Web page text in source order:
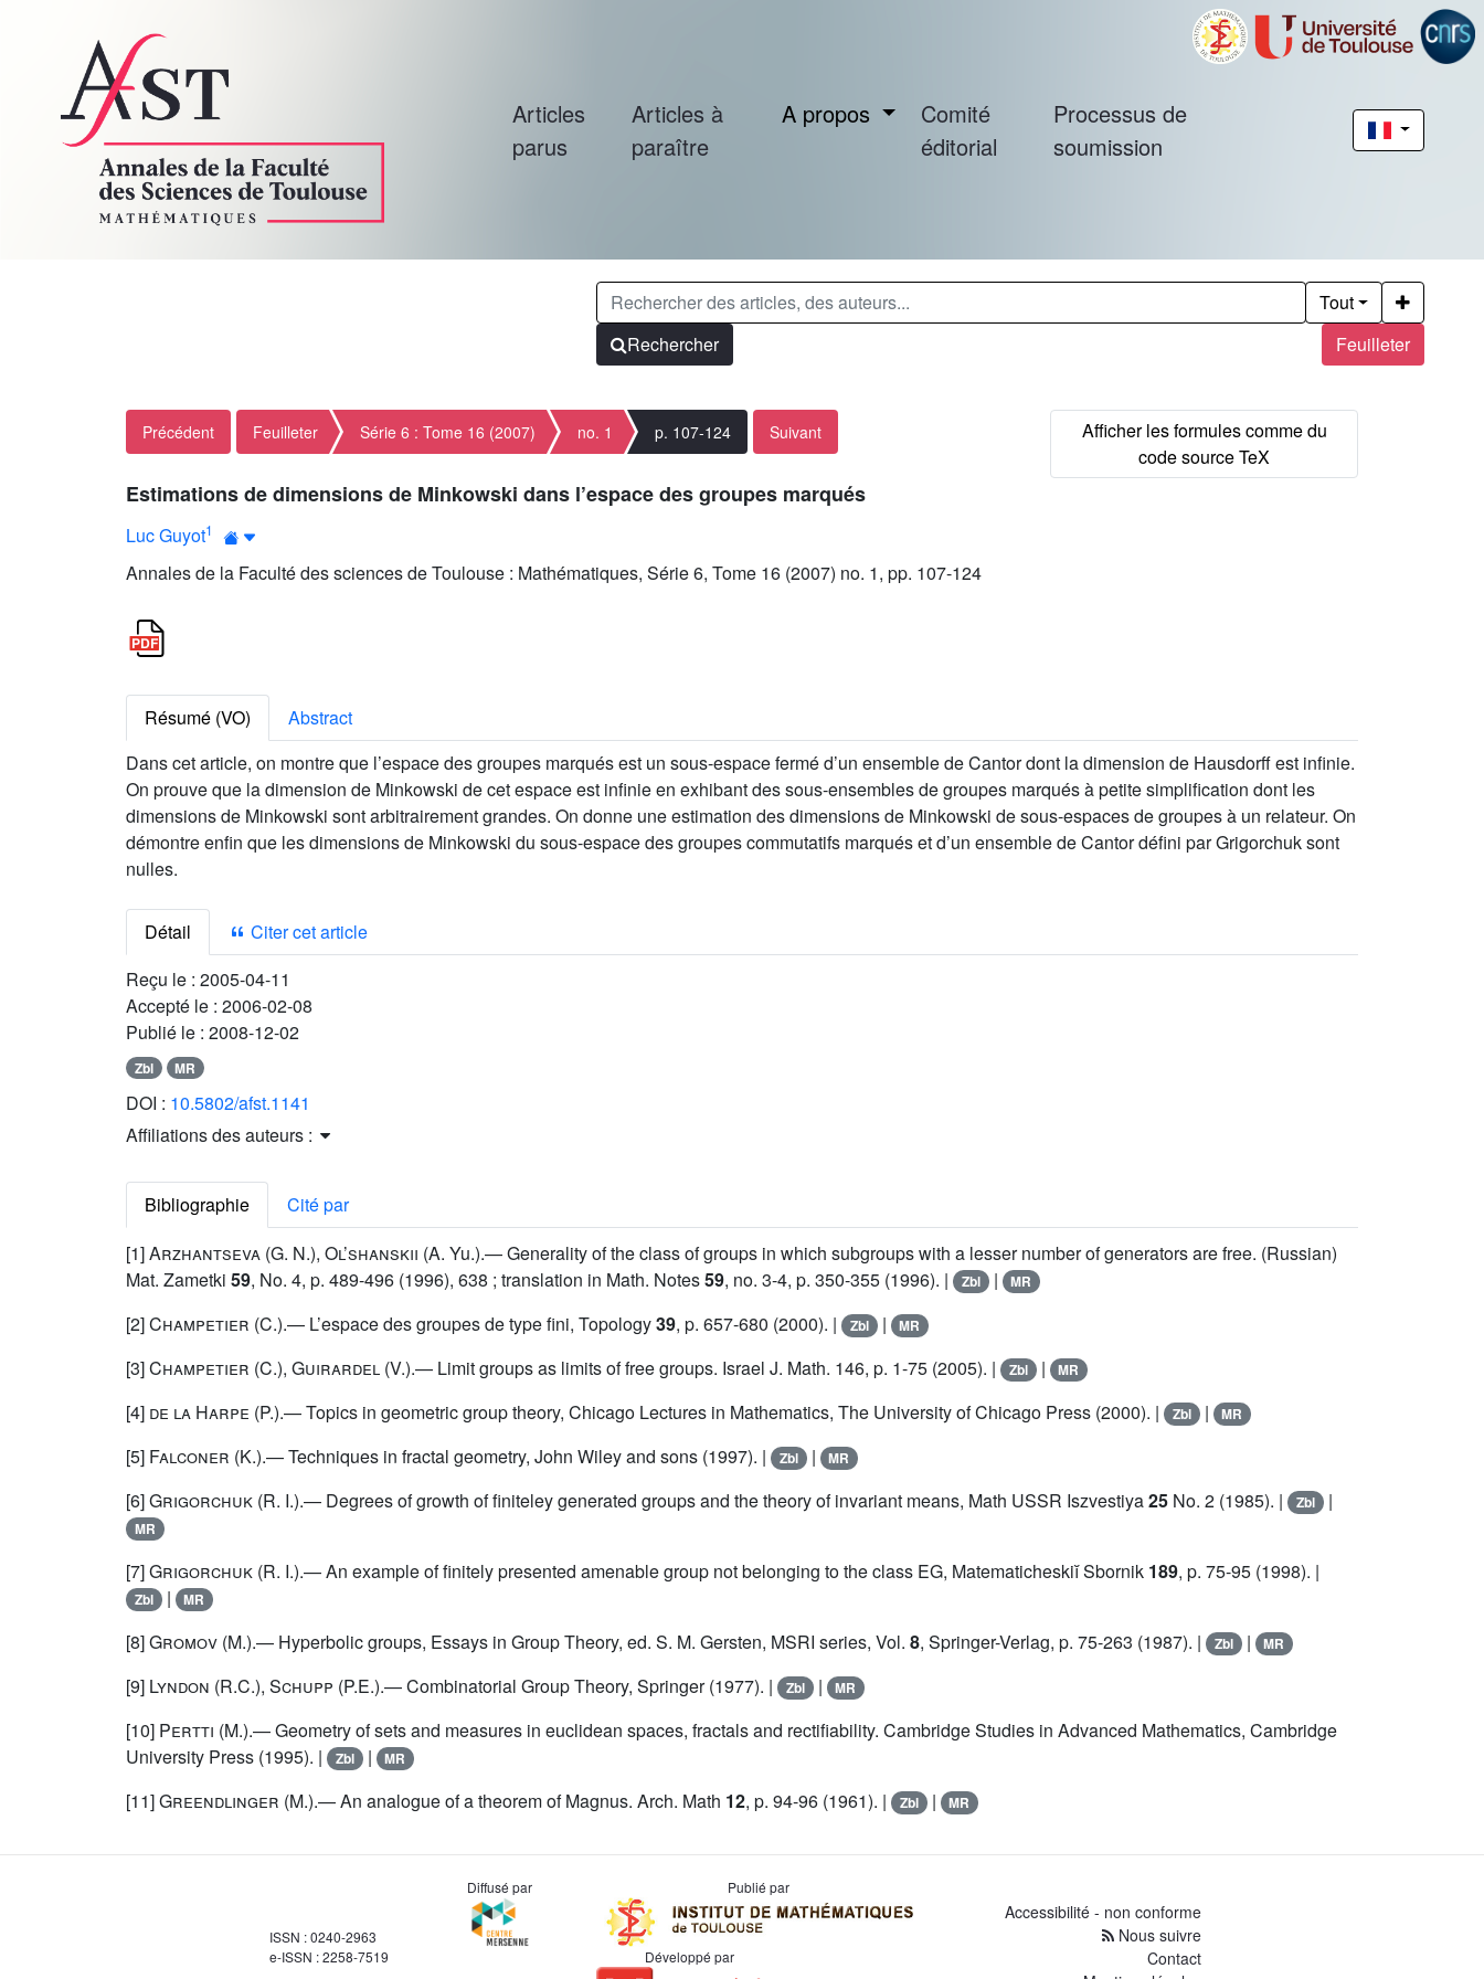
Articles
parus
Articles à
paraître
A propos
Comité
éditorial
Processus de
soumission
Feuilleter
Tout
Rechercher
Précédent Feuilleter Série 6 : Tome 16 (2007) no. 1 p. 107-124 Suivant
Estimations de dimensions de Minkowski dans l’espace des groupes marqués
Luc Guyot1
Annales de la Faculté des sciences de Toulouse : Mathématiques, Série 6, Tome 16 (2007) no. 1, pp. 107-124
Résumé (VO)
Abstract
Dans cet article, on montre que l’espace des groupes marqués est un sous-espace fermé d’un ensemble de Cantor dont la dimension de Hausdorff est infinie.
On prouve que la dimension de Minkowski de cet espace est infinie en exhibant des sous-ensembles de groupes marqués à petite simplification dont les
dimensions de Minkowski sont arbitrairement grandes. On donne une estimation des dimensions de Minkowski de sous-espaces de groupes à un relateur. On
démontre enfin que les dimensions de Minkowski du sous-espace des groupes commutatifs marqués et d’un ensemble de Cantor défini par Grigorchuk sont
nulles.
Détail
Citer cet article
Reçu le : 2005-04-11
Accepté le : 2006-02-08
Publié le : 2008-12-02
Zbl MR
DOI : 10.5802/afst.1141
Affiliations des auteurs :
Bibliographie
Cité par
[1]Arzhantseva (G. N.), Ol’shanskii (A. Yu.).— Generality of the class of groups in which subgroups with a lesser number of generators are free. (Russian)
Mat. Zametki 59, No. 4, p. 489-496 (1996), 638 ; translation in Math. Notes59, no. 3-4, p. 350-355 (1996). | Zbl | MR
[2]Champetier (C.).— L’espace des groupes de type fini, Topology39, p. 657-680 (2000). | Zbl | MR
[3]Champetier (C.), Guirardel (V.).— Limit groups as limits of free groups. Israel J. Math. 146, p. 1-75 (2005). | Zbl | MR
[4] de la Harpe (P.).— Topics in geometric group theory, Chicago Lectures in Mathematics, The University of Chicago Press (2000). | Zbl | MR
[5] Falconer (K.).— Techniques in fractal geometry, John Wiley and sons (1997). | Zbl | MR
[6]Grigorchuk (R. I.).— Degrees of growth of finiteley generated groups and the theory of invariant means, Math USSR Iszvestiya25 No. 2 (1985). | Zbl |
MR
[7]Grigorchuk (R. I.).— An example of finitely presented amenable group not belonging to the class EG, Matematicheskiĭ Sbornik 189, p. 75-95 (1998). |
Zbl | MR
[8]Gromov (M.).— Hyperbolic groups, Essays in Group Theory, ed. S. M. Gersten, MSRI series, Vol. 8, Springer-Verlag, p. 75-263 (1987). | Zbl | MR
[9] Lyndon (R.C.), Schupp (P.E.).— Combinatorial Group Theory, Springer (1977). | Zbl | MR
[10] Pertti (M.).— Geometry of sets and measures in euclidean spaces, fractals and rectifiability. Cambridge Studies in Advanced Mathematics, Cambridge
University Press (1995). |
Zbl | MR
[11]Greendlinger (M.).— An analogue of a theorem of Magnus. Arch. Math 12, p. 94-96 (1961). | Zbl | MR
ISSN : 0240-2963
e-ISSN : 2258-7519
Diffusé par Publié par
Développé par
Accessibilité - non conforme
Nous suivre
Contact